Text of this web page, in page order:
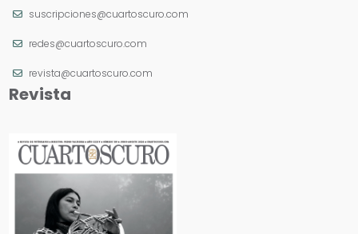
suscripciones@cuartoscuro.com
redes@cuartoscuro.com
revista@cuartoscuro.com
Revista